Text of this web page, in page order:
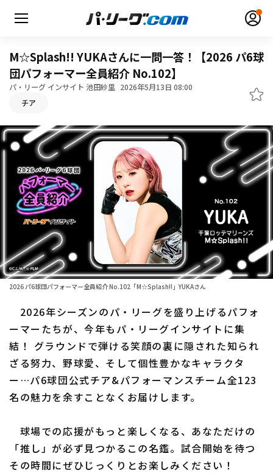
HOME
動画
日程・結果
順位表･成績
1軍公式戦
ファーム東地区
ファーム西地区
交流戦
選手名鑑
選手名鑑トップ
北海道日本ハムファイターズ
東北楽天ゴールデンイーグルス
埼玉西武ライオンズ
千葉ロッテマリーンズ
福岡ソフトバンクホークス
ニュース
設定
M☆Splash!! YUKAさんに一問一答！【2026 パ6球
団パフォーマー全員紹介 No.102】
パ・リーグ インサイト 池田紗里 2026年5月13日 08:00
チア
2026 パ6球団パフォーマー全員紹介 No.102「M☆Splash!!」YUKAさん
2026年シーズンのパ・リーグを盛り上げるパフォ
ーマーたちが、今年もパ・リーグインサイトに集
結！ グラウンドで弾ける笑顔の裏に隠された知られ
ざる努力、野球愛、そして個性豊かなキャラクタ
ー…パ6球団公式チア&パフォーマンスチーム全123
名の魅力を余すことなくお届けします。
球場での応援がもっと楽しくなる、あなただけの
「推し」が必ず見つかるこの名鑑。試合開始を待つ
その時間にぜひじっくりとお楽しみください！